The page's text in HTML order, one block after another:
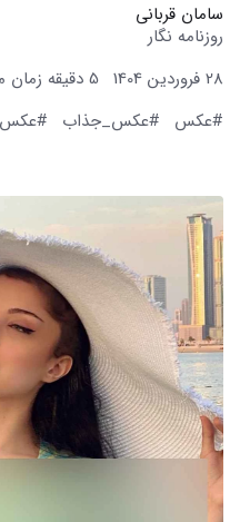
سامان قربانی
روزنامه نگار
28 فروردین 1404
5 دقیقه زمان مطالعه
#عکس
#عکس_جذاب